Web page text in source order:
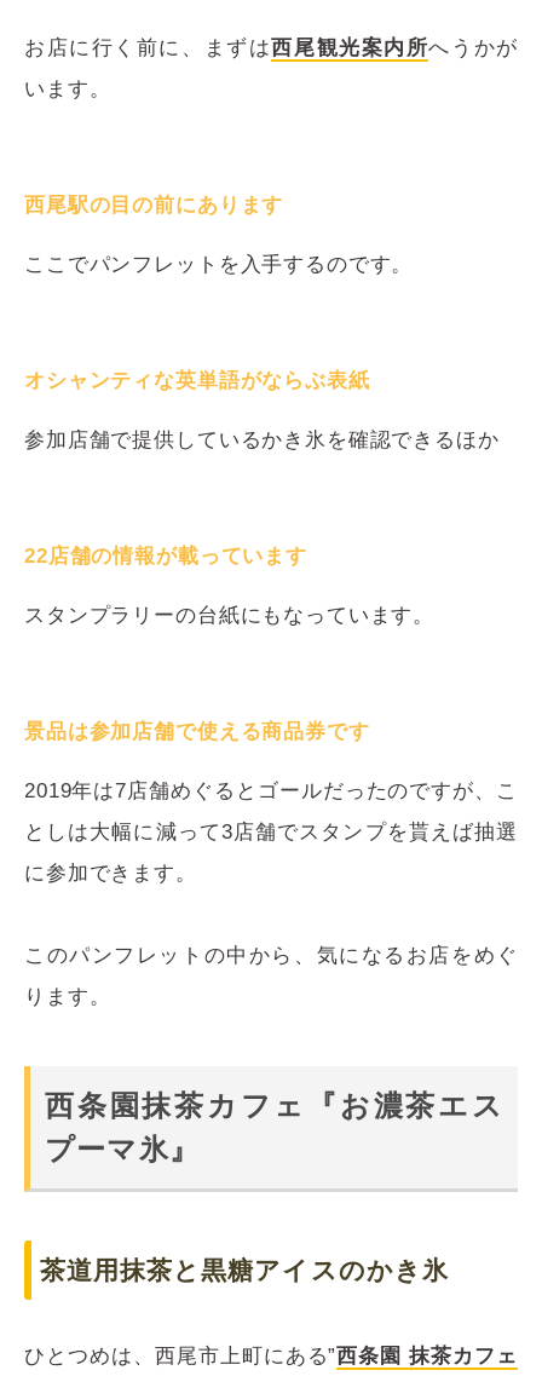
お店に行く前に、まずは 西尾観光案内所へうかが
います。
西尾駅の目の前にあります
ここでパンフレットを入手するのです。
オシャンティな英単語がならぶ表紙
参加店舗で提供しているかき氷を確認できるほか
22店舗の情報が載っています
スタンプラリーの台紙にもなっています。
景品は参加店舗で使える商品券です
2019年は7店舗めぐるとゴールだったのですが、こ
としは大幅に減って3店舗でスタンプを貰えば抽選
に参加できます。
このパンフレットの中から、気になるお店をめぐ
ります。
西条園抹茶カフェ『お濃茶エス
プーマ氷』
茶道用抹茶と黒糖アイスのかき氷
ひとつめは、西尾市上町にある”西条園 抹茶カフェ